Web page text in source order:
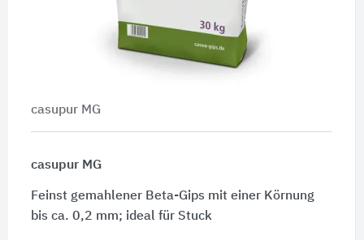
casupur MG
casupur MG
Feinst gemahlener Beta-Gips mit einer Körnung
bis ca. 0,2 mm; ideal für Stuck